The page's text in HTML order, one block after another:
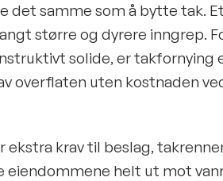
det samme som å bytte tak.
større og dyrere inngrep.
solide, er takfornying
overflaten uten kostnaden
krav til beslag,
helt ut mot